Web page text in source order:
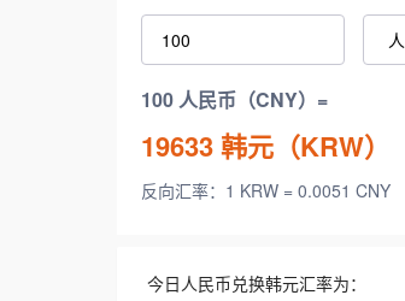
100 人民币（CNY）=
19633韩元（KRW）
反向汇率：1 KRW = 0.0051 CNY
今日人民币兑换韩元汇率为：